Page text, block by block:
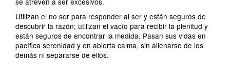
Utilizan el no ser para responder al ser y están seguros de
descubrir la razón; utilizan el vacío para recibir la plenitud y
están seguros de encontrar la medida. Pasan sus vidas en
pacífica serenidad y en abierta calma, sin alienarse de los
demás ni separarse de ellos.